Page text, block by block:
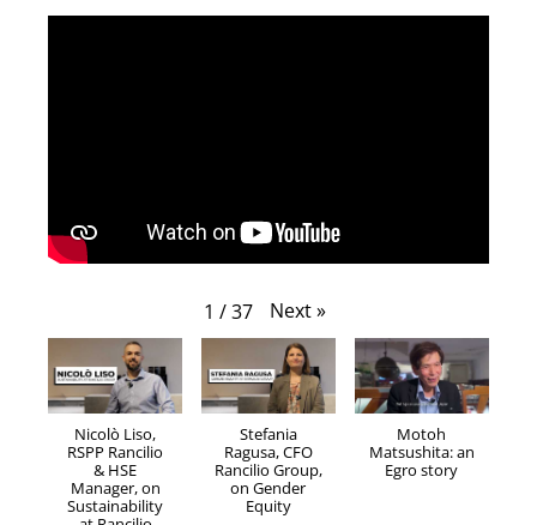
1 /37 Next»
Nicolò Liso,
RSPP Rancilio
& HSE
Manager, on
Sustainability
Stefania
Ragusa, CFO
Rancilio Group,
on Gender
Equity
Motoh
Matsushita: an
Egro story